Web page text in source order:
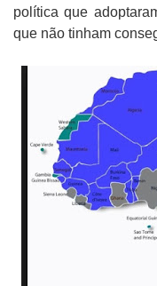
política que
que não tinham